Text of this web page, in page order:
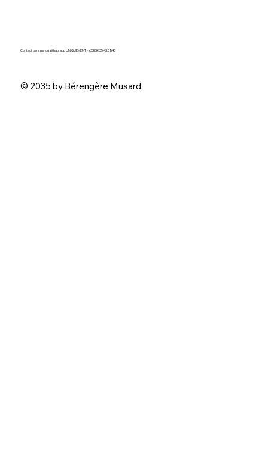
Contact par sms ou Whatsapp UNIQUEMENT -+33(0)6.35.43.59.43
© 2035 by Bérengère Musard.